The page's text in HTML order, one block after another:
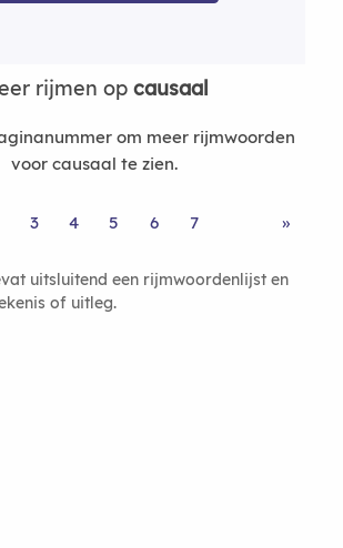
rijmen op causaal
om meer rijmwoorden
voor causaal te zien.
3 4 5 6 7 »
uitsluitend een rijmwoordenlijst en
of uitleg.